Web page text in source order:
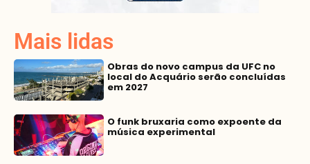
Mais lidas
Obras do novo campus da UFC no
local do Acquário serão concluídas
em 2027
O funk bruxaria como expoente da
música experimental